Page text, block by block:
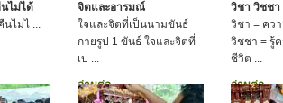
ไม่ได้
นไม่ไ ...
จิตและอารมณ์
ใจและจิตที่เป็นนามขันธ์
กายรูป 1 ขันธ์ ใจและจิตที่
เป ...
อ่านต่อ
วิชา วิชชา
วิชา = คว
วิชชา = รู้
ชีวิต ...
อ่านต่อ